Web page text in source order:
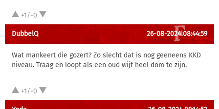
+1/-0
DubbelQ 26-08-2024 08:44:59
Wat mankeert die gozert? Zo slecht dat is nog geeneens KKD
niveau. Traag en loopt als een oud wijf heel dom te zijn.
+1/-0